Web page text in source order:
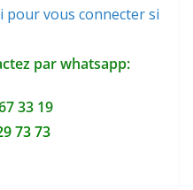
pour vous connecter si
par whatsapp:
33 19
73 73